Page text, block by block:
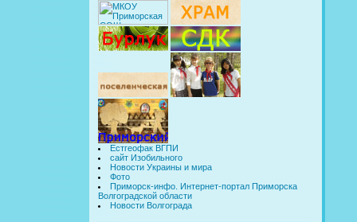
Естгеофак ВГПИ
сайт Изобильного
Новости Украины и мира
Фото
Приморск-инфо. Интернет-портал Приморска
Волгоградской области
Новости Волгограда